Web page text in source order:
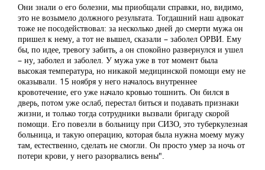
Они знали о его болезни, мы приобщали справки, но, видимо,
это не возымело должного результата. Тогдашний наш адвокат
тоже не посодействовал: за несколько дней до смерти мужа он
пришел к нему, а тот не вышел, сказали – заболел ОРВИ. Ему
бы, по идее, тревогу забить, а он спокойно развернулся и ушел
– ну, заболел и заболел. У мужа уже в тот момент была
высокая температура, но никакой медицинской помощи ему не
оказывали. 15 ноября у него началось внутреннее
кровотечение, его уже начало кровью тошнить. Он бился в
дверь, потом уже ослаб, перестал биться и подавать признаки
жизни, и только тогда сотрудники вызвали бригаду скорой
помощи. Его повезли в больницу при СИЗО, это туберкулезная
больница, и такую операцию, которая была нужна моему мужу
там, естественно, сделать не смогли. Он просто умер за ночь от
потери крови, у него разорвались вены".